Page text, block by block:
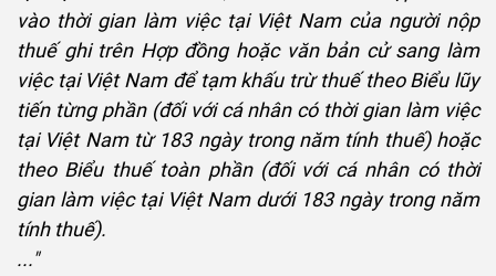
vào thời gian làm việc tại Việt Nam của người nộp
thuế ghi trên Hợp đồng hoặc văn bản cử sang làm
việc tại Việt Nam để tạm khấu trừ thuế theo Biểu lũy
tiến từng phần (đối với cá nhân có thời gian làm việc
tại Việt Nam từ 183 ngày trong năm tính thuế) hoặc
theo Biểu thuế toàn phần (đối với cá nhân có thời
gian làm việc tại Việt Nam dưới 183 ngày trong năm
tính thuế).
..."